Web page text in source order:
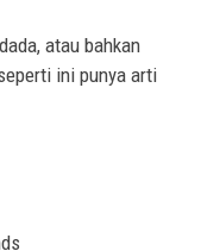
atau bahkan
ini punya arti